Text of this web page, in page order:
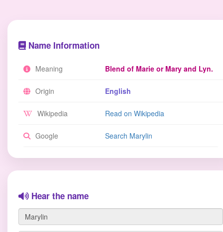
Name Information
Meaning Blend of Marie or Mary and Lyn.
Origin English
Wikipedia Read on Wikipedia
Google Search Marylin
Hear the name